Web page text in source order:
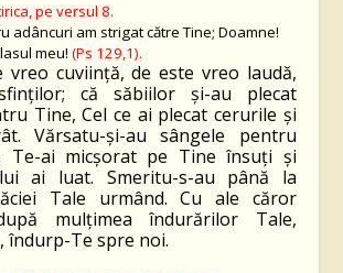
pe versul 8.
adâncuri am strigat către Tine; Doamne!
meu!(Ps 129,1).
vreo cuviinţă, de este vreo laudă,
că săbiilor şi-au plecat
Tine, Cel ce ai plecat cerurile şi
Vărsatu-şi-au sângele pentru
Te-ai micşorat pe Tine însuţi şi
ai luat. Smeritu-s-au până la
Tale urmând. Cu ale căror
mulţimea îndurărilor Tale,
îndurp-Te spre noi.